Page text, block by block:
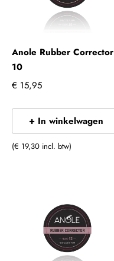
Anole Rubber Corrector
10
€ 15,95
+ In winkelwagen
(€ 19,30 incl. btw)